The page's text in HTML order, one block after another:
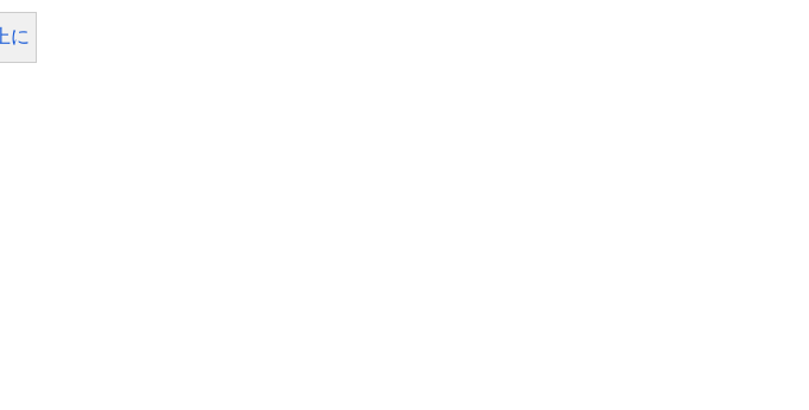
上に